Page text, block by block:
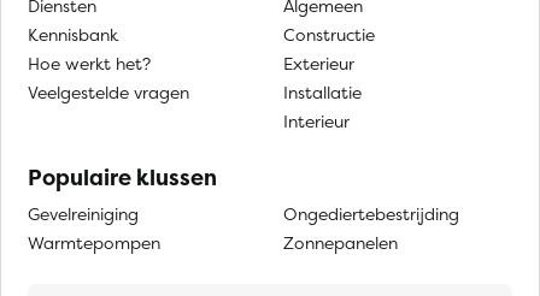
Diensten
Kennisbank
Hoe werkt het?
Veelgestelde vragen
Algemeen
Constructie
Exterieur
Installatie
Interieur
Populaire klussen
Gevelreiniging
Warmtepompen
Ongediertebestrijding
Zonnepanelen